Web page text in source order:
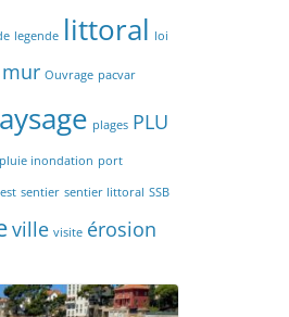
legende littoral loi
mur Ouvrage pacvar
plages PLU
inondation port
sentier sentier littoral SSB
ville visite érosion